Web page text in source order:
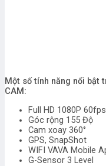
Một số tính năng nổi bật
CAM:
Full HD 1080P
Góc rộng 155 Độ
Cam xoay 360°
GPS, SnapShot
WIFI VAVA Mobile
G-Sensor 3 Level